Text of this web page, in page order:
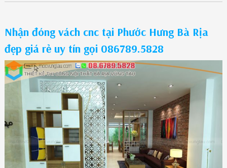
Nhận đóng vách cnc tại Phước Hưng Bà Rịa
đẹp giá rẻ uy tín gọi 086789.5828